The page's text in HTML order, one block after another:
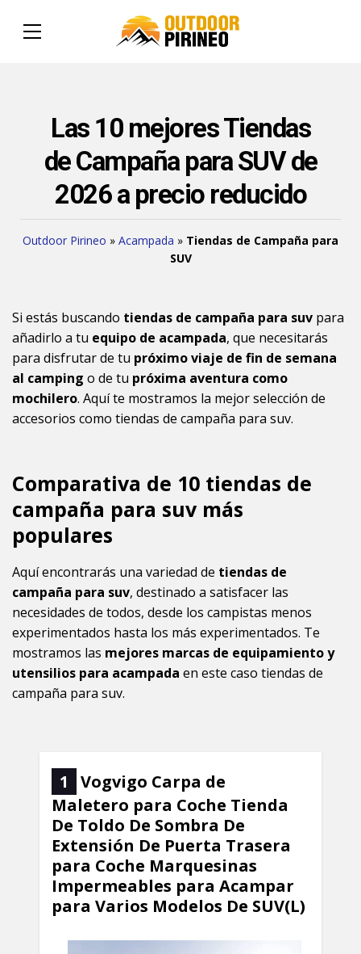
Las 10 mejores Tiendas
de Campaña para SUV de
2026 a precio reducido
Outdoor Pirineo » Acampada » Tiendas de Campaña para
SUV
Si estás buscando tiendas de campaña para suv para
añadirlo a tu equipo de acampada, que necesitarás
para disfrutar de tu próximo viaje de fin de semana
al camping o de tu próxima aventura como
mochilero. Aquí te mostramos la mejor selección de
accesorios como tiendas de campaña para suv.
Comparativa de 10 tiendas de
campaña para suv más
populares
Aquí encontrarás una variedad de tiendas de
campaña para suv, destinado a satisfacer las
necesidades de todos, desde los campistas menos
experimentados hasta los más experimentados. Te
mostramos las mejores marcas de equipamiento y
utensilios para acampada en este caso tiendas de
campaña para suv.
1
Vogvigo Carpa de
Maletero para Coche Tienda
De Toldo De Sombra De
Extensión De Puerta Trasera
para Coche Marquesinas
Impermeables para Acampar
para Varios Modelos De SUV(L)